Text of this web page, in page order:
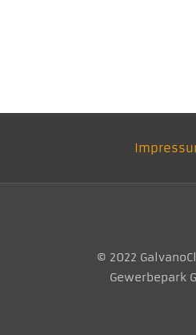
© 2022
Gewerbepark